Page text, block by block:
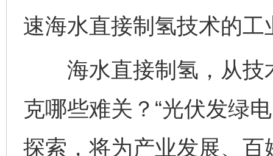
速海水直接制氢技术的工
海水直接制氢，从技
克哪些难关？“光伏发绿
探索，将为产业发展、